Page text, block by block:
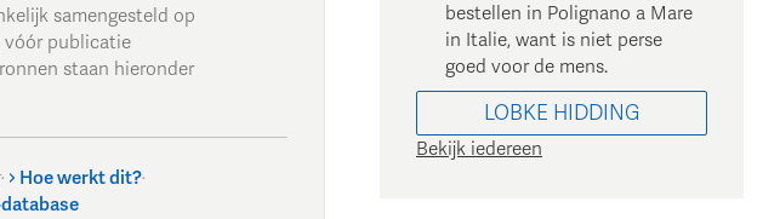
samengesteld op
vóór publicatie
staan hieronder
· Hoe werkt dit?·
bestellen in Polignano a Mare
in Italie, want is niet perse
goed voor de mens.
LOBKE HIDDING
Bekijk iedereen